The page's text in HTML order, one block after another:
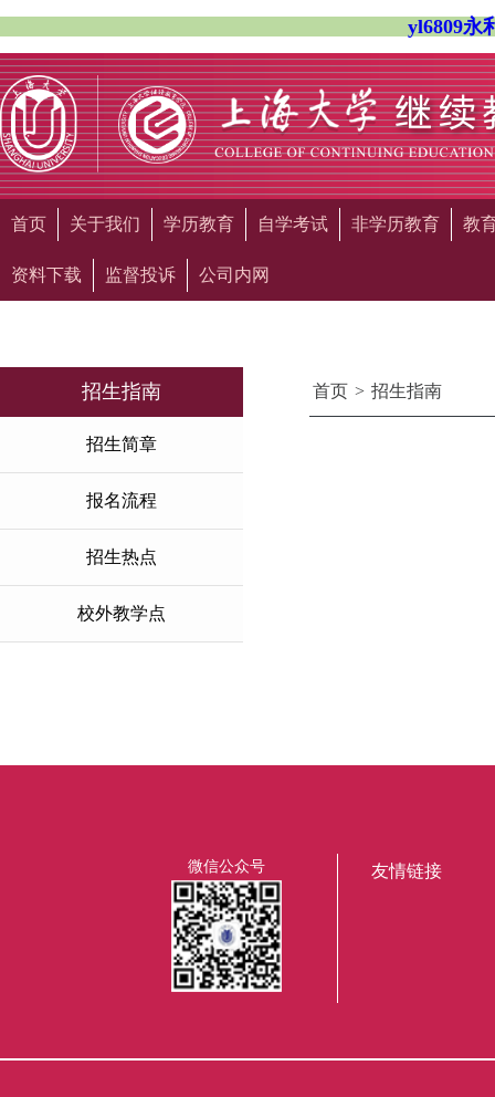
yl6809永
首页 关于我们 学历教育 自学考试 非学历教育 教
资料下载 监督投诉 公司内网
招生指南
招生简章
报名流程
招生热点
校外教学点
首页 > 招生指南
微信公众号 友情链接